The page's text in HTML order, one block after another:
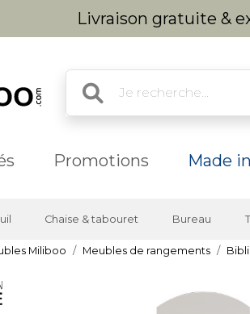
Livraison gratuite &
Promotions Made
Chaise & tabouret Bureau
Miliboo Meubles de rangements